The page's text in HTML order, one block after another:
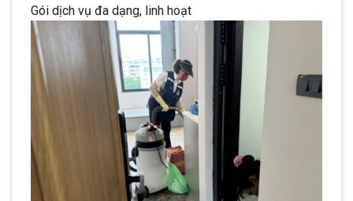
Gói dịch vụ đa dạng, linh hoạt